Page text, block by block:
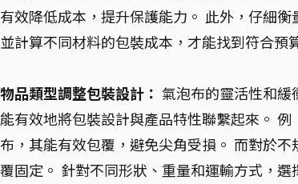
效降低成本，提升保護能力。 此外，仔細衡
計算不同材料的包裝成本，才能找到符合預
品類型調整包裝設計： 氣泡布的靈活性和緩
有效地將包裝設計與產品特性聯繫起來。 例
，其能有效包覆，避免尖角受損。 而對於不
固定。 針對不同形狀、重量和運輸方式，選